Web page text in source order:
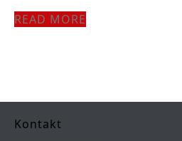
READ MORE
Kontakt